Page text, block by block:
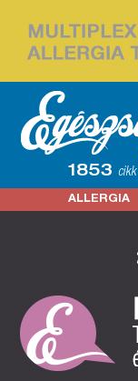
1853 cikk
ALLERGIA